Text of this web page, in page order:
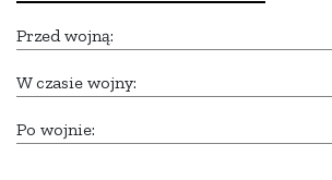
Przed wojną:
W czasie wojny:
Po wojnie: